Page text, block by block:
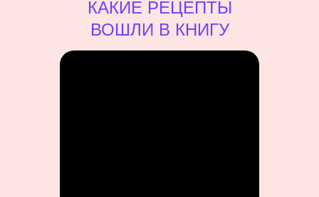
КАКИЕ РЕЦЕПТЫ
ВОШЛИ В КНИГУ